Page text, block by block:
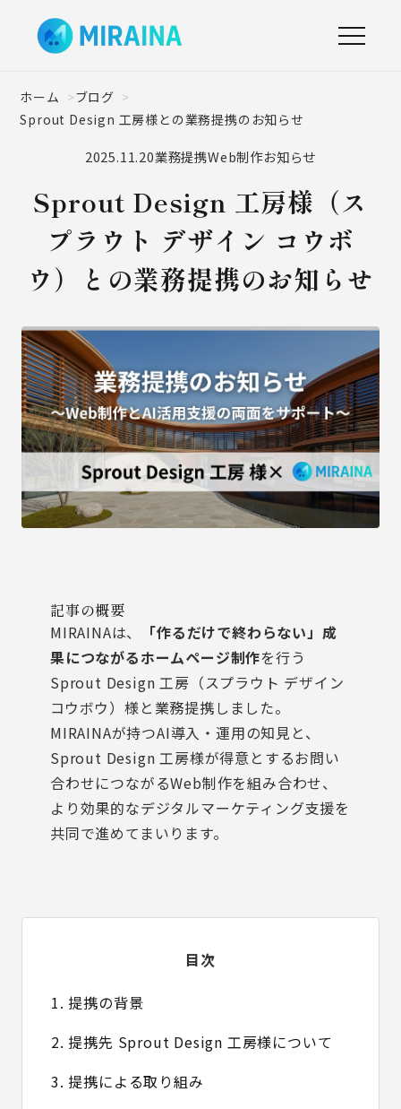
ホーム
ブログ
Sprout Design 工房様との業務提携のお知らせ
2025.11.20業務提携Web制作お知らせ
Sprout Design 工房様（ス
プラウト デザイン コウボ
ウ）との業務提携のお知らせ
記事の概要
MIRAINAは、
「作るだけで終わらない」成
果につながるホームページ制作を行う
Sprout Design 工房（スプラウト デザイン
コウボウ） 様と業務提携しました。
MIRAINAが持つAI導入・運用の知見と、
Sprout Design 工房様が得意とするお問い
合わせにつながるWeb制作を組み合わせ、
より効果的なデジタルマーケティング支援を
共同で進めてまいります。
目次
1. 提携の背景
2. 提携先 Sprout Design 工房様について
3. 提携による取り組み